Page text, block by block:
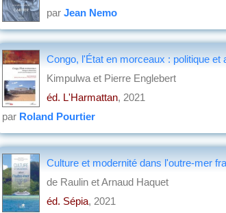
par Jean Nemo
Congo, l'État en morceaux : politique
Kimpulwa et Pierre Englebert
éd. L'Harmattan, 2021
par Roland Pourtier
Culture et modernité dans l'outre-mer
de Raulin et Arnaud Haquet
éd. Sépia, 2021